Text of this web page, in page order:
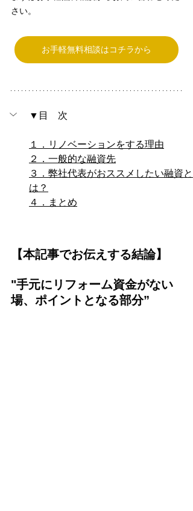
さい。
お手軽無料相談はコチラから
▼目　次
１．リノベーションをする理由
２．一般的な融資先
３．弊社代表がおススメしたい融資と
は？
４．まとめ
【本記事でお伝えする結論】
"手元にリフォーム資金がない
場、ポイントとなる部分”